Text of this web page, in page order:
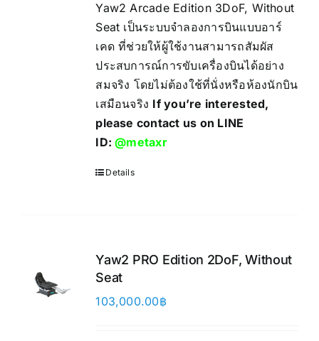
Yaw2 Arcade Edition 3DoF, Without
Seat เป็นระบบจำลองการบินแบบอาร์
เคด ที่ช่วยให้ผู้ใช้งานสามารถสัมผัส
ประสบการณ์การขับเครื่องบินได้อย่าง
สมจริง โดยไม่ต้องใช้ที่นั่งหรือห้องนักบิน
เสมือนจริง If you’re interested,
please contact us on LINE
ID:@metaxr
Details
Yaw2 PRO Edition 2DoF, Without
Seat
103,000.00฿